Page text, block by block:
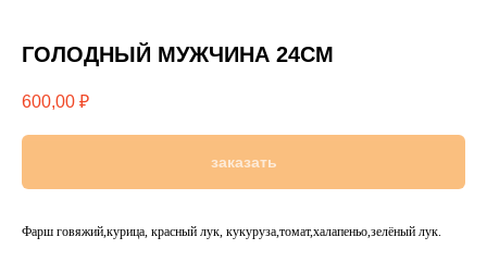
ГОЛОДНЫЙ МУЖЧИНА 24СМ
600,00 ₽
заказать
Фарш говяжий,курица, красный лук, кукуруза,томат,халапеньо,зелёный лук.